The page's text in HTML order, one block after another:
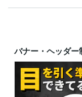
バナー・ヘッダ